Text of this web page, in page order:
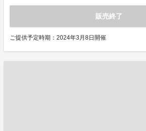
販売終了
ご提供予定時期：2024年3月8日開催